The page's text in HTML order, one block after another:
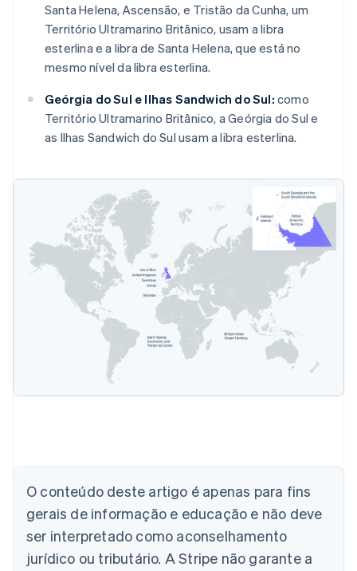
Santa Helena, Ascensão, e Tristão da Cunha, um
Território Ultramarino Britânico, usam a libra
esterlina e a libra de Santa Helena, que está no
mesmo nível da libra esterlina.
Geórgia do Sul e Ilhas Sandwich do Sul: como
Território Ultramarino Britânico, a Geórgia do Sul e
as Ilhas Sandwich do Sul usam a libra esterlina.
O conteúdo deste artigo é apenas para fins
gerais de informação e educação e não deve
ser interpretado como aconselhamento
jurídico ou tributário. A Stripe não garante a
English
Áustria
Deutsch English
Bélgica
Nederlands Français
Brasil
Português English